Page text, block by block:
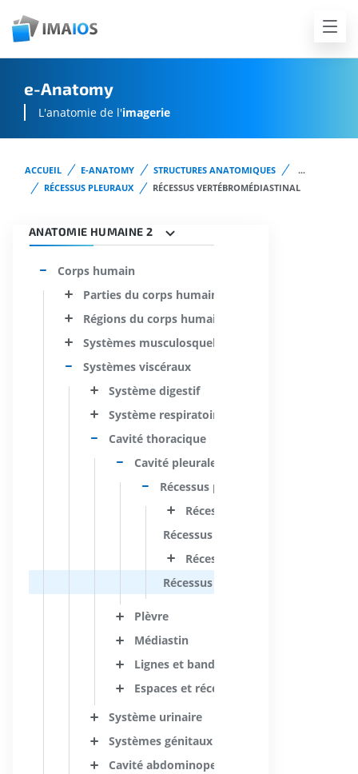
e-Anatomy
L'anatomie de l'imagerie
ACCUEIL E-ANATOMY STRUCTURES ANATOMIQUES
...
RÉCESSUS PLEURAUX
RÉCESSUS VERTÉBROMÉDIASTINAL
ANATOMIE HUMAINE 2
Corps humain
Parties du corps humain
Régions du corps humain
Systèmes musculosquelettiques
Systèmes viscéraux
Système digestif
Système respiratoire
Cavité thoracique
Cavité pleurale
Récessus pleuraux
Récessus
Récessus costomédiastinal
Récessus phrénicomédiastinal
Récessus vertébromédiastinal
Plèvre
Médiastin
Lignes et bandes médiastinales
Espaces et récessus médiastinaux
Système urinaire
Systèmes génitaux
Cavité abdominopelvienne